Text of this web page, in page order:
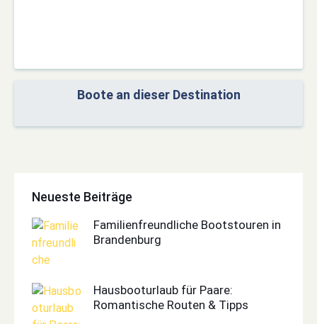
Boote an dieser Destination
Neueste Beiträge
Familienfreundliche Bootstouren in
Brandenburg
Hausbooturlaub für Paare:
Romantische Routen & Tipps